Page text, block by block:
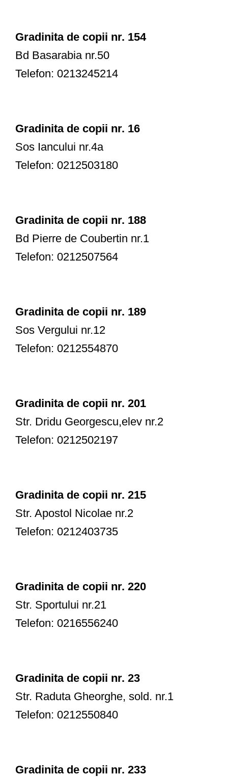
Gradinita de copii nr. 154
Bd Basarabia nr.50
Telefon: 0213245214
Gradinita de copii nr. 16
Sos Iancului nr.4a
Telefon: 0212503180
Gradinita de copii nr. 188
Bd Pierre de Coubertin nr.1
Telefon: 0212507564
Gradinita de copii nr. 189
Sos Vergului nr.12
Telefon: 0212554870
Gradinita de copii nr. 201
Str. Dridu Georgescu,elev nr.2
Telefon: 0212502197
Gradinita de copii nr. 215
Str. Apostol Nicolae nr.2
Telefon: 0212403735
Gradinita de copii nr. 220
Str. Sportului nr.21
Telefon: 0216556240
Gradinita de copii nr. 23
Str. Raduta Gheorghe, sold. nr.1
Telefon: 0212550840
Gradinita de copii nr. 233